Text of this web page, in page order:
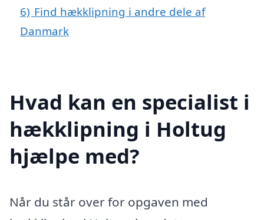
6) Find hækklipning i andre dele af
Danmark
Hvad kan en specialist i
hækklipning i Holtug
hjælpe med?
Når du står over for opgaven med